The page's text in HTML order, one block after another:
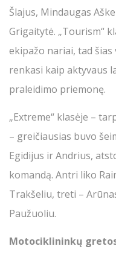
Šlajus, Mindaugas
Grigaitytė. „Tourism“
ekipažo nariai, tad šias
renkasi kaip aktyvaus
praleidimo priemonę.
„Extreme“ klasėje –
– greičiausias buvo
Egidijus ir Andrius,
komandą. Antri liko
Trakšeliu, treti –
Paužuoliu.
Motociklininkų